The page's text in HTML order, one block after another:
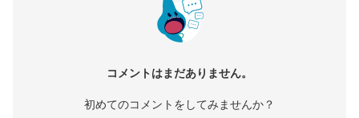
コメントはまだありません。
初めてのコメントをしてみませんか？